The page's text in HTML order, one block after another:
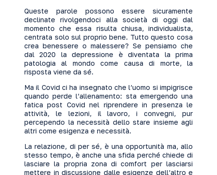
Queste parole possono essere sicuramente
declinate rivolgendoci alla società di oggi dal
momento che essa risulta chiusa, individualista,
centrata solo sul proprio bene. Tutto questo cosa
crea benessere o malessere? Se pensiamo che
dal 2020 la depressione è diventata la prima
patologia al mondo come causa di morte, la
risposta viene da sé.
Ma il Covid ci ha insegnato che l’uomo si impigrisce
quando perde l’allenamento: sta emergendo una
fatica post Covid nel riprendere in presenza le
attività, le lezioni, il lavoro, i convegni, pur
percependo la necessità dello stare insieme agli
altri come esigenza e necessità.
La relazione, di per sé, è una opportunità ma, allo
stesso tempo, è anche una sfida perché chiede di
lasciare la propria zona di comfort per lasciarsi
mettere in discussione dalle esigenze dell’altro e